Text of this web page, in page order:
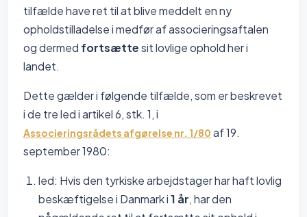
tilfælde have ret til at blive meddelt en ny
opholdstilladelse i medfør af associeringsaftalen
og dermed fortsættesit lovlige ophold her i
landet.
Dette gælder i følgende tilfælde, som er beskrevet
i de tre led i artikel 6, stk. 1, i
Associeringsrådets afgørelse nr. 1/80 af 19.
september 1980:
led: Hvis den tyrkiske arbejdstager har haft lovlig
beskæftigelse i Danmark i1 år, har den